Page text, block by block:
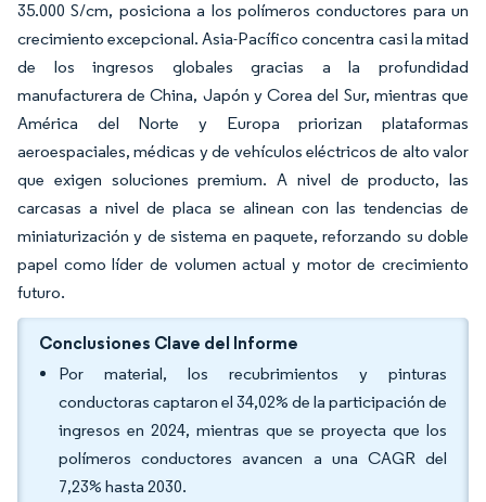
35.000 S/cm, posiciona a los polímeros conductores para un
crecimiento excepcional. Asia-Pacífico concentra casi la mitad
de los ingresos globales gracias a la profundidad
manufacturera de China, Japón y Corea del Sur, mientras que
América del Norte y Europa priorizan plataformas
aeroespaciales, médicas y de vehículos eléctricos de alto valor
que exigen soluciones premium. A nivel de producto, las
carcasas a nivel de placa se alinean con las tendencias de
miniaturización y de sistema en paquete, reforzando su doble
papel como líder de volumen actual y motor de crecimiento
futuro.
Conclusiones Clave del Informe
Por material, los recubrimientos y pinturas
conductoras captaron el 34,02% de la participación de
ingresos en 2024, mientras que se proyecta que los
polímeros conductores avancen a una CAGR del
7,23% hasta 2030.